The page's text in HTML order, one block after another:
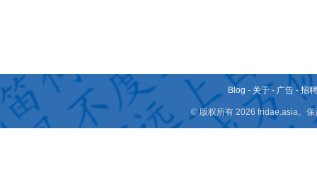
Blog - 关于 - 广告 -招
© 版权所有 2026 fridae.asia。